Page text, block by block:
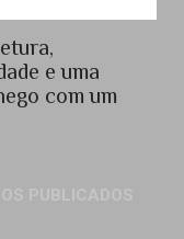
e uma
com um